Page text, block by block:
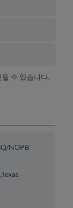
수 있습니다.
NOPB